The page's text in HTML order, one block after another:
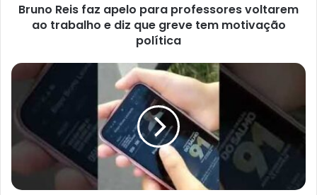
tem
motivação
política
Bruno Reis faz apelo para professores voltarem
ao trabalho e diz que greve tem motivação
política
VOCE
TAMBÉM
ESTÁ
FAZENDO
ISSO?
#bispobrunoleonardo